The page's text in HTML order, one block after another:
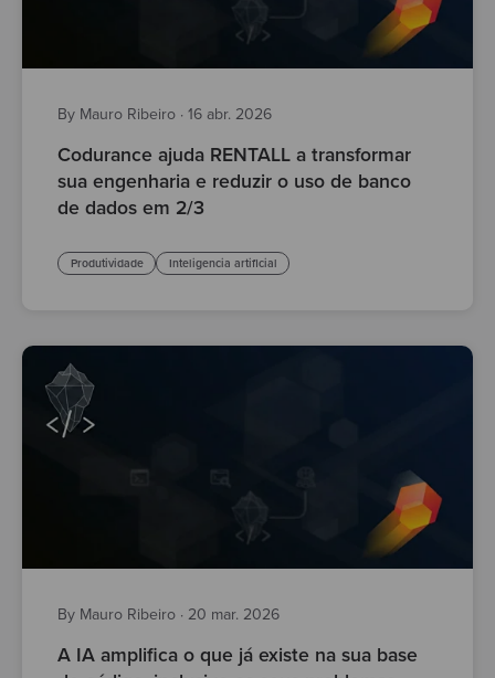
By Mauro Ribeiro · 16 abr. 2026
Codurance ajuda RENTALL a transformar
sua engenharia e reduzir o uso de banco
de dados em 2/3
Produtividade Inteligencia artificial
By Mauro Ribeiro · 20 mar. 2026
A IA amplifica o que já existe na sua base